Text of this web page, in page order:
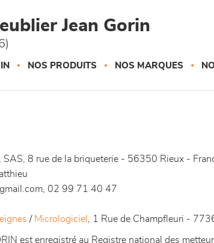
Jean Gorin
NOS PRODUITS NOS MARQUES
SAS, 8 rue de la briqueterie - 56350 Rieux -
02 99 71 40 47
/ Micrologiciel , 1 Rue de Champfleuri -
est enregistré au Registre national des